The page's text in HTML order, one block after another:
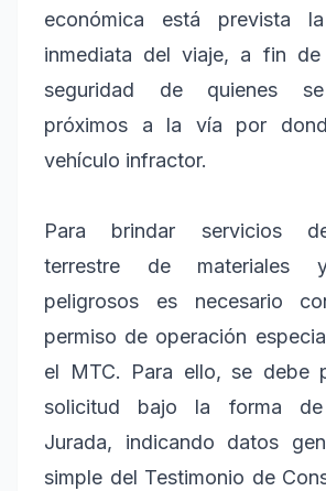
económica está prevista
inmediata del viaje, a fin de
seguridad de quienes se
próximos a la vía por
vehículo infractor.
Para brindar servicios
terrestre de materiales
peligrosos es necesario
permiso de operación
el MTC. Para ello, se debe
solicitud bajo la forma de
Jurada, indicando datos
simple del Testimonio de